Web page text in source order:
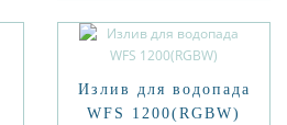
Излив для водопада
WFS 1200(RGBW)